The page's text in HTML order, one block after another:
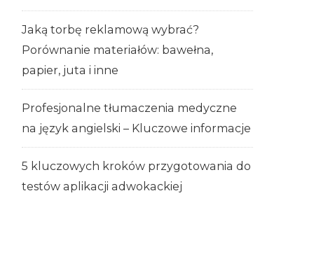
Jaką torbę reklamową wybrać?
Porównanie materiałów: bawełna,
papier, juta i inne
Profesjonalne tłumaczenia medyczne
na język angielski – Kluczowe informacje
5 kluczowych kroków przygotowania do
testów aplikacji adwokackiej